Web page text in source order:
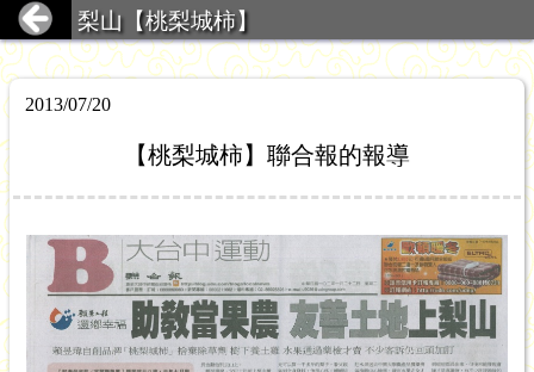
梨山【桃梨城柿】
2013/07/20
【桃梨城柿】聯合報的報導